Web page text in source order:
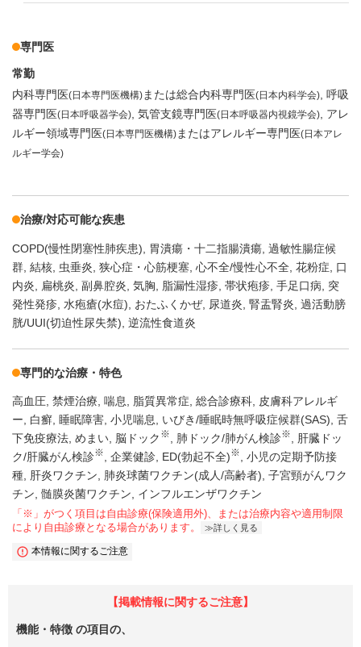
専門医
常勤
内科専門医(日本専門医機構)または総合内科専門医(日本内科学会) 呼吸
器専門医(日本呼吸器学会) 気管支鏡専門医(日本呼吸器内視鏡学会)
アレ
ルギー領域専門医(日本専門医機構)またはアレルギー専門医(日本アレ
ルギー学会)
治療/対応可能な疾患
COPD(慢性閉塞性肺疾患) 胃潰瘍・十二指腸潰瘍 過敏性腸症候
群 結核 虫垂炎 狭心症・心筋梗塞 心不全/慢性心不全 花粉症
口
内炎
扁桃炎 副鼻腔炎 気胸 脂漏性湿疹 帯状疱疹 手足口病
突
発性発疹 水疱瘡(水痘) おたふくかぜ 尿道炎 腎盂腎炎 過活動膀
胱/UUI(切迫性尿失禁) 逆流性食道炎
専門的な治療・特色
高血圧 禁煙治療 喘息 脂質異常症 総合診療科
皮膚科アレルギ
ー
白癬 睡眠障害 小児喘息 いびき/睡眠時無呼吸症候群(SAS) 舌
下免疫療法 めまい 脳ドック ※ 肺ドック/肺がん検診※
肝臓ドッ
ク/肝臓がん検診※ 企業健診 ED(勃起不全)※
小児の定期予防接
種
肝炎ワクチン 肺炎球菌ワクチン(成人/高齢者) 子宮頸がんワク
チン 髄膜炎菌ワクチン インフルエンザワクチン
「※」がつく項目は自由診療(保険適用外)、または治療内容や適用制限
により自由診療となる場合があります。
詳しく見る
本情報に関するご注意
【掲載情報に関するご注意】
機能・特徴 の項目の、